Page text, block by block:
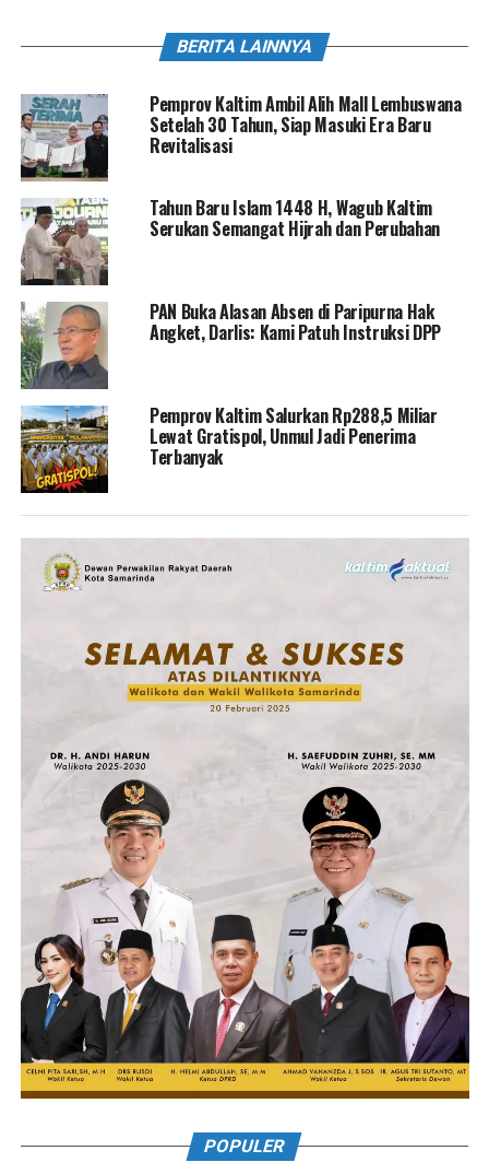
BERITA LAINNYA
Pemprov Kaltim Ambil Alih Mall Lembuswana
Setelah 30 Tahun, Siap Masuki Era Baru
Revitalisasi
Tahun Baru Islam 1448 H, Wagub Kaltim
Serukan Semangat Hijrah dan Perubahan
PAN Buka Alasan Absen di Paripurna Hak
Angket, Darlis: Kami Patuh Instruksi DPP
Pemprov Kaltim Salurkan Rp288,5 Miliar
Lewat Gratispol, Unmul Jadi Penerima
Terbanyak
POPULER